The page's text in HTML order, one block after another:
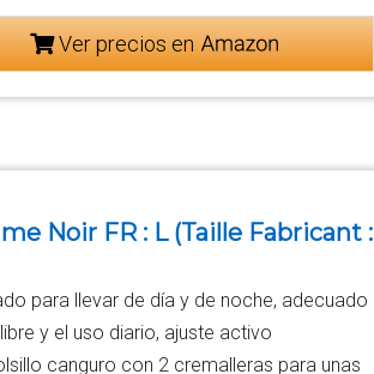
Ver precios en
Noir FR : L (Taille Fabricant :
para llevar de día y de noche, adecuado
y el uso diario, ajuste activo
canguro con 2 cremalleras para unas